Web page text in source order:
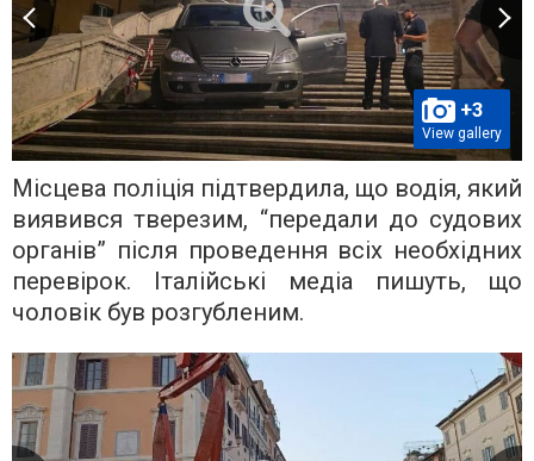
+3
View gallery
Місцева поліція підтвердила, що водія, який
виявився тверезим, “передали до судових
органів” після проведення всіх необхідних
перевірок. Італійські медіа пишуть, що
чоловік був розгубленим.